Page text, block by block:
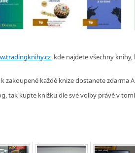
kde najdete všechny
zakoupené každé knize dostanete zdarma
tak kupte knížku dle své volby právě v